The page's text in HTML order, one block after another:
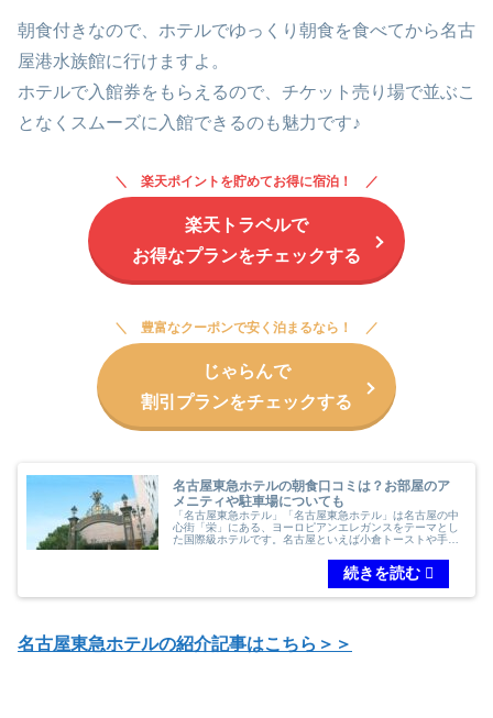
朝食付きなので、ホテルでゆっくり朝食を食べてから名古
屋港水族館に行けますよ。
ホテルで入館券をもらえるので、チケット売り場で並ぶこ
となくスムーズに入館できるのも魅力です♪
楽天ポイントを貯めてお得に宿泊！
楽天トラベルで
お得なプランをチェックする
豊富なクーポンで安く泊まるなら！
じゃらんで
割引プランをチェックする
名古屋東急ホテルの朝食口コミは？お部屋のア
メニティや駐車場についても
「名古屋東急ホテル」「名古屋東急ホテル」は名古屋の中
心街「栄」にある、ヨーロピアンエレガンスをテーマとし
た国際級ホテルです。名古屋といえば小倉トーストや手羽
では朝食ビュッフェでいただくこと...
名古屋東急ホテルの紹介記事はこちら＞＞